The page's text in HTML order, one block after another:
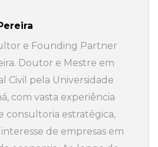
e Founding Partner
Doutor e Mestre em
Civil pela Universidade
com vasta experiência
consultoria estratégica,
de empresas em